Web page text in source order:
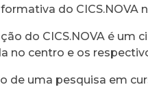
do CICS.NOVA
do CICS.NOVA é um
no centro e os
de uma pesquisa em